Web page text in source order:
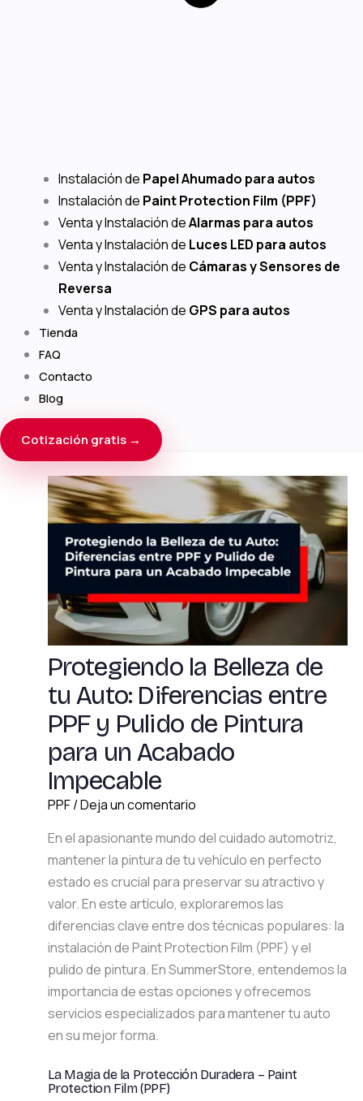
Instalación de Papel Ahumado para autos
Instalación de Paint Protection Film (PPF)
Venta y Instalación deAlarmas para autos
Venta y Instalación de Luces LED para autos
Venta y Instalación de Cámaras y Sensores de
Reversa
Venta y Instalación de GPS para autos
Tienda
FAQ
Contacto
Blog
Cotización gratis →
Protegiendo la Belleza de
tu Auto: Diferencias entre
PPF y Pulido de Pintura
para un Acabado
Impecable
PPF/Deja un comentario
En el apasionante mundo del cuidado automotriz,
mantener la pintura de tu vehículo en perfecto
estado es crucial para preservar su atractivo y
valor. En este artículo, exploraremos las
diferencias clave entre dos técnicas populares: la
instalación de Paint Protection Film (PPF) y el
pulido de pintura. En SummerStore, entendemos la
importancia de estas opciones y ofrecemos
servicios especializados para mantener tu auto
en su mejor forma.
La Magia de la Protección Duradera – Paint
Protection Film (PPF)